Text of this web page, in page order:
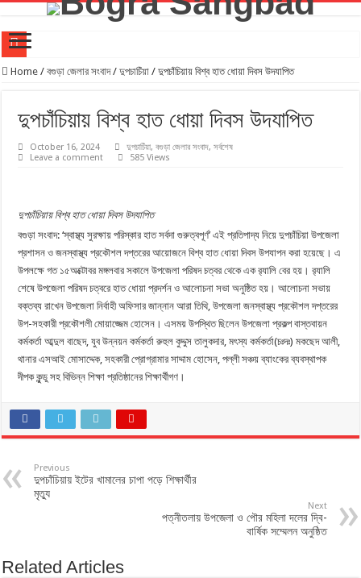
বগুড়ায় নিখোঁজ ৭৫ বছরের বৃদ্ধা, থানায় অভিযোগ
আদমদীঘিতে শুমারি স্বেচ্ছাসেবী নিয়োগে যোগ্যতার ভিত্তিতে তালিকা প্রকাশ; নির্বাচিতদের আ.লীগ ট্যাগে
বগুড়ায় প্রকাশ শৈলীর গৌরবের ২১ বছর উৎসব পা‌লিত
দীর্ঘদিন পর নতুন রূপে ফিরছে বগুড়ার ঐতিহাসিক শাকপালা পার্ক
বগুড়ায় ২০ কোটি টাকার শাহ ফতেহ আলী সেতু উদ্বোধন, সুফল পাবেন ১৬ লাখ মানুষ
বগুড়ায় সওজের নতুন সড়ক জোন উদ্বোধন,ভোগান্তির অবসান!
বগুড়ায় ৪০০ একরের হচ্ছে বিসিক শিল্পপার্ক, রেলপথ, বিমানবন্দর, ওভারপাস ও ক্রীড়াগ্রাম নির্মাণের পরিকল্পনা
Home / বগুড়া জেলার সংবাদ / দুপচাচিঁয়া / দুপচাঁচিয়ায় বিশ্ব হাত ধোয়া দিবস উদযাপিত
দুপচাঁচিয়ায় বিশ্ব হাত ধোয়া দিবস উদযাপিত
October 16, 2024 দুপচাচিঁয়া,বগুড়া জেলার সংবাদ,সর্বশেষ
Leave a comment
585 Views
দুপচাঁচিয়ায় বিশ্ব হাত ধোয়া দিবস উদযাপিত
বগুড়া সংবাদ: ‘স্বাস্থ্য সুরক্ষায় পরিস্কার হাত সর্বদা গুরুত্বপূর্ণ’ এই প্রতিপাদ্য নিয়ে দুপচাঁচিয়া উপজেলা
প্রশাসন ও জনস্বাস্থ্য প্রকৌশল দপ্তরের আয়োজনে বিশ্ব হাত ধোয়া দিবস উপযাপন করা হয়েছে। এ
উপলক্ষে গত ১৫অক্টোবর মঙ্গলবার সকালে উপজেলা পরিষদ চত্বর থেকে এক র‌্যালি বের হয়। র‌্যালি
শেষে উপজেলা পরিষদ চত্বরে হাত ধোয়া প্রদর্শন ও আলোচনা সভা অনুষ্ঠিত হয়। আলোচনা সভায়
বক্তব্য রাখেন উপজেলা নির্বাহী অফিসার জান্নান আরা তিথি, উপজেলা জনস্বাস্থ্য প্রকৌশল দপ্তরের
উপ-সহকারী প্রকৌশলী মোয়াজ্জেম হোসেন। এসময় উপস্থিত ছিলেন উপজেলা প্রকল্প বাস্তবায়ন
কর্মকর্তা আব্দুল বাছেদ, যুব উন্নয়ন কর্মকর্তা রুহুল কুদ্দুস তালুকদার, মৎস্য কর্মকর্তা(চঃদঃ) মকছেদ আলী,
থানার এসআই মোসাদ্দেক, সহকারী প্রোগ্রামার সাদ্দাম হোসেন, পল্লী সঞ্চয় ব্যাংকের ব্যবস্থাপক
দীপক কুন্ডু সহ বিভিন্ন শিক্ষা প্রতিষ্ঠানের শিক্ষার্থীগণ।
Previous
দুপচাঁচিয়ায় ইটের খামালের চাপা পড়ে শিক্ষার্থীর
মৃত্যু
Next
পত্নীতলায় উপজেলা ও পৌর মহিলা দলের দ্বি-
বার্ষিক সম্মেলন অনুষ্ঠিত
Related Articles